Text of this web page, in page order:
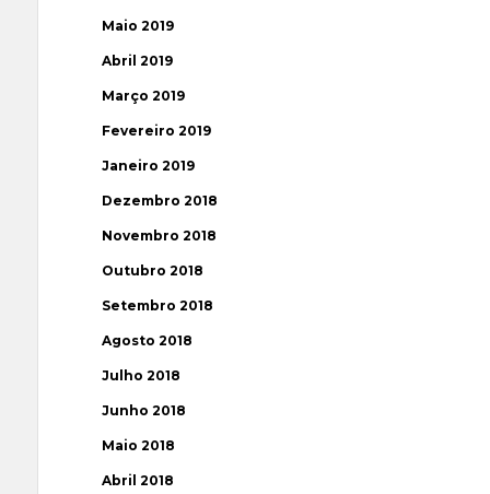
Maio 2019
Abril 2019
Março 2019
Fevereiro 2019
Janeiro 2019
Dezembro 2018
Novembro 2018
Outubro 2018
Setembro 2018
Agosto 2018
Julho 2018
Junho 2018
Maio 2018
Abril 2018